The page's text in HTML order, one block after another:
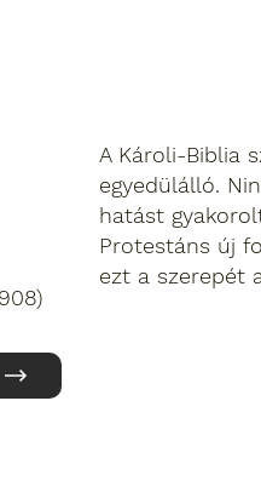
A Károli-Biblia
egyedülálló.
hatást
Protestáns új
ezt a szerepét